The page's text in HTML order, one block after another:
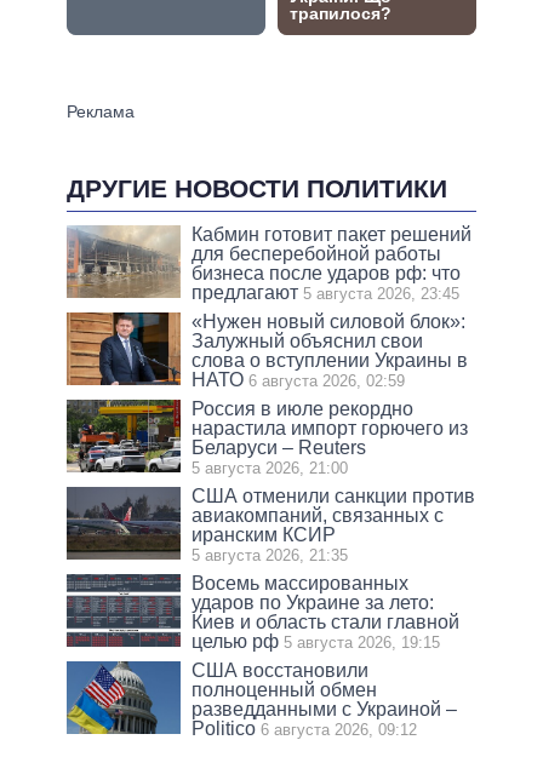
ДРУГИЕ НОВОСТИ ПОЛИТИКИ
Кабмин готовит пакет решений
для бесперебойной работы
бизнеса после ударов рф: что
предлагают 5 августа 2026, 23:45
«Нужен новый силовой блок»:
Залужный объяснил свои
слова о вступлении Украины в
НАТО 6 августа 2026, 02:59
Россия в июле рекордно
нарастила импорт горючего из
Беларуси – Reuters
5 августа 2026, 21:00
США отменили санкции против
авиакомпаний, связанных с
иранским КСИР
5 августа 2026, 21:35
Восемь массированных
ударов по Украине за лето:
Киев и область стали главной
целью рф 5 августа 2026, 19:15
США восстановили
полноценный обмен
разведданными с Украиной –
Politico 6 августа 2026, 09:12